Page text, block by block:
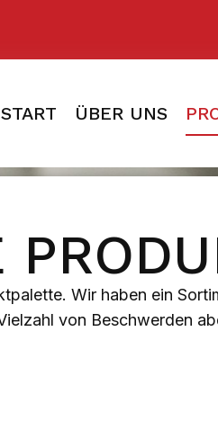
START ÜBER UNS
Wir haben ein
von Beschwerden